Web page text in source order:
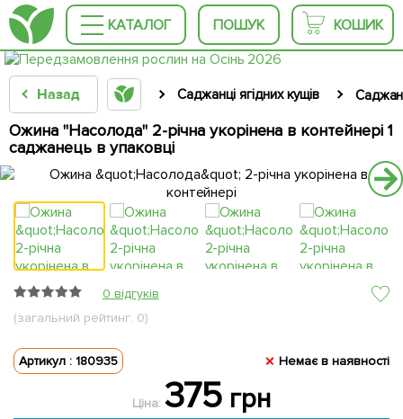
КАТАЛОГ ПОШУК КОШИК
Назад Саджанці ягідних кущів
Ожина "Насолода" 2-річна укорінена в контейнері 1
саджанець в упаковці
0 відгуків
(загальний рейтинг: 0)
Артикул : 180935 Немає в наявності
Ціна: 375 грн